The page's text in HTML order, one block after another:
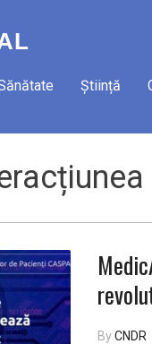
Știință
ByCNDR